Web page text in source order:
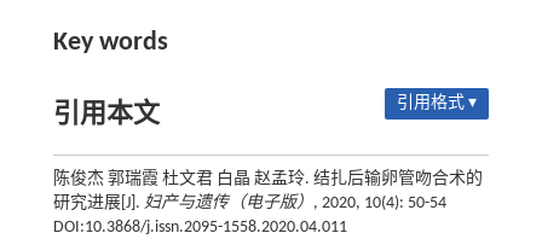
Key words
引用本文 引用格式 ▾
陈俊杰 郭瑞霞 杜文君 白晶 赵孟玲. 结扎后输卵管吻合术的
研究进展[J]. 妇产与遗传（电子版） , 2020, 10(4): 50-54
DOI:10.3868/j.issn.2095-1558.2020.04.011